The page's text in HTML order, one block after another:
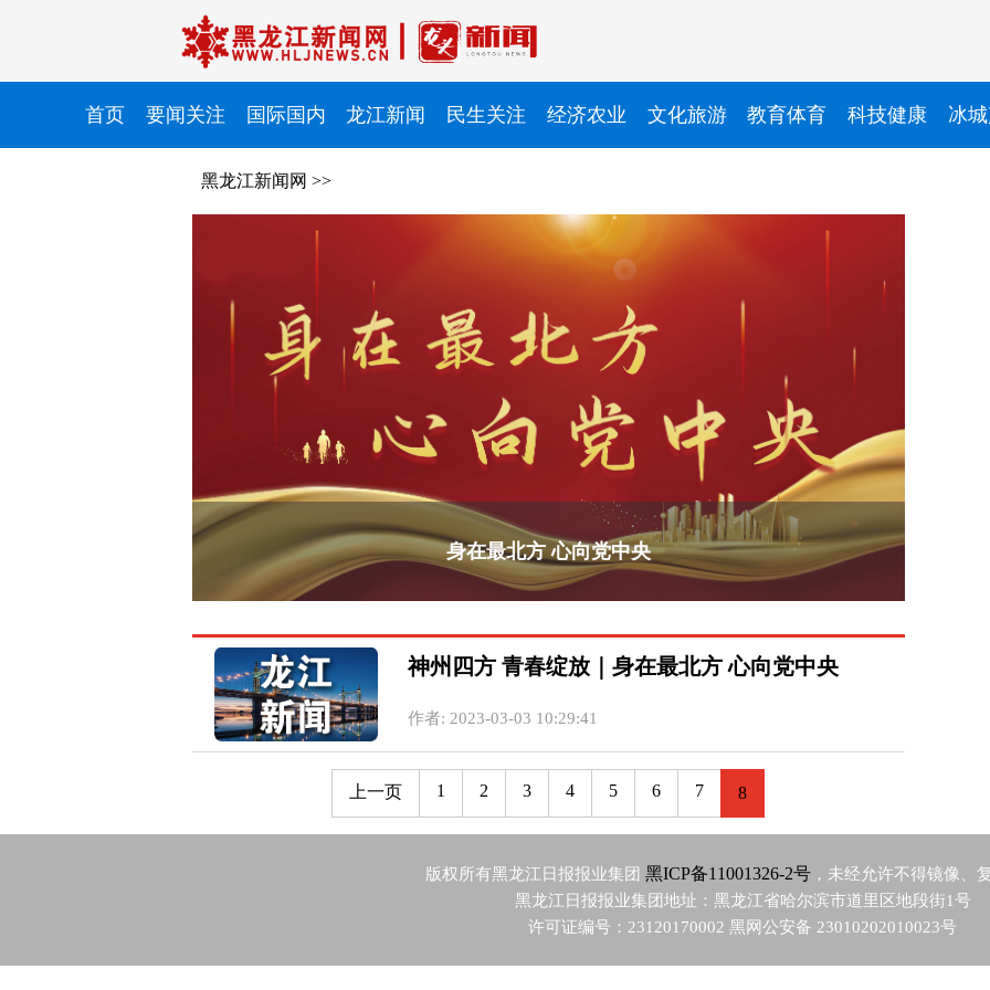
首页 要闻关注 国际国内 龙江新闻 民生关注 经济农业 文化旅游 教育体育 科技健康 冰
黑龙江新闻网 >>
身在最北方 心向党中央
神州四方 青春绽放｜身在最北方 心向党中央
作者: 2023-03-03 10:29:41
上一页 1 2 3 4 5 6 7 8
版权所有黑龙江日报报业集团 黑ICP备11001326-2号 ，未经允许不得镜像、
黑龙江日报报业集团地址：黑龙江省哈尔滨市道里区地段街1号
许可证编号：23120170002 黑网公安备 23010202010023号